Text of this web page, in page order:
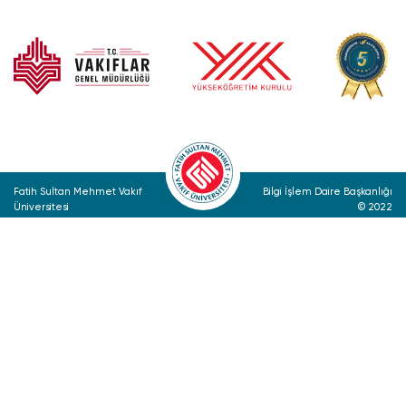
Fatih Sultan Mehmet Vakıf
Üniversitesi
Bilgi İşlem Daire Başkanlığı
© 2022